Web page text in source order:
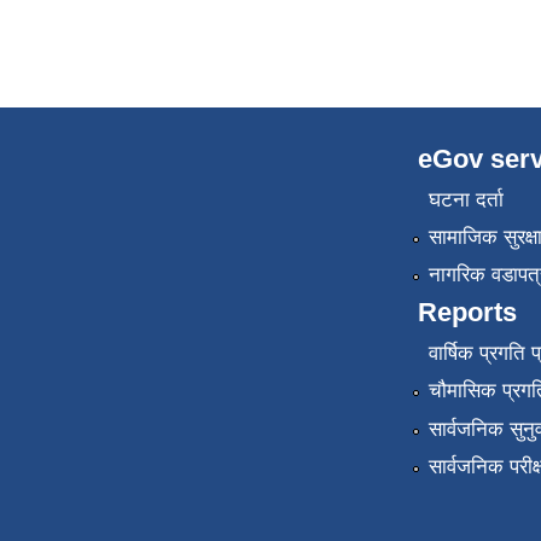
eGov
घटना दर्ता
सामाजिक सुरक्षा
नागरिक
Reports
वार्षिक प्रगति
चौमासिक
सार्वजनिक
सार्वजनिक